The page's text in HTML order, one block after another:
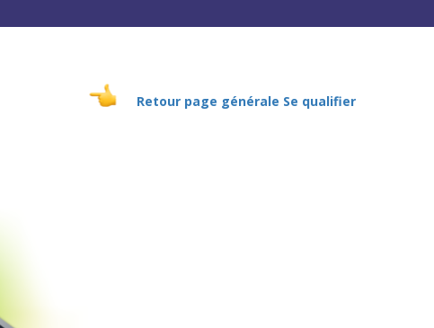
Retour page générale Se qualifier